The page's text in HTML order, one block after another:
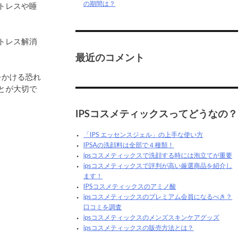
レスや睡
レス解消
ける恐れ
が大切で
の期間は？
最近のコメント
IPSコスメティックスってどうなの？
「IPS エッセンスジェル」の上手な使い方
IPSAの洗顔料は全部で４種類！
ipsコスメティックスで洗顔する時には泡立てが重要
ipsコスメティックスで評判が高い厳選商品を紹介し
ます！
IPSコスメティックスのアミノ酸
ipsコスメティックスのプレミアム会員になるべき？
口コミを調査
ipsコスメティックスのメンズスキンケアグッズ
ipsコスメティックスの販売方法とは？